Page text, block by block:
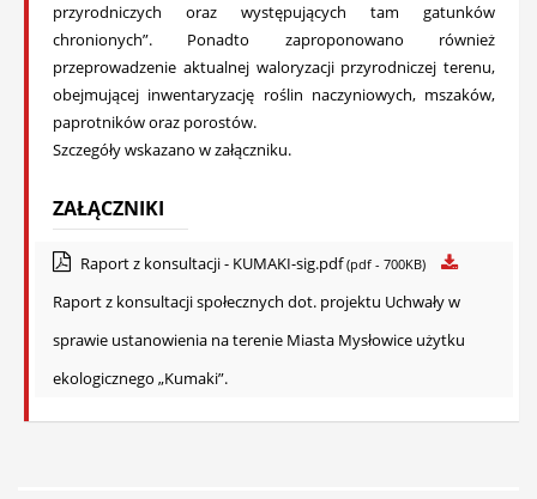
przyrodniczych oraz występujących tam gatunków
chronionych”. Ponadto zaproponowano również
przeprowadzenie aktualnej waloryzacji przyrodniczej terenu,
obejmującej inwentaryzację roślin naczyniowych, mszaków,
paprotników oraz porostów.
Szczegóły wskazano w załączniku.
ZAŁĄCZNIKI
Raport z konsultacji - KUMAKI-sig.pdf(pdf - 700KB)
Raport z konsultacji społecznych dot. projektu Uchwały w
sprawie ustanowienia na terenie Miasta Mysłowice użytku
ekologicznego „Kumaki”.